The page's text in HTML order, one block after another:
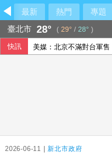
最新 熱門 專題
臺北市 28° ( 29° / 28° )
快訊 美媒：北京不滿對台軍
2026-06-11 | 新北市政府